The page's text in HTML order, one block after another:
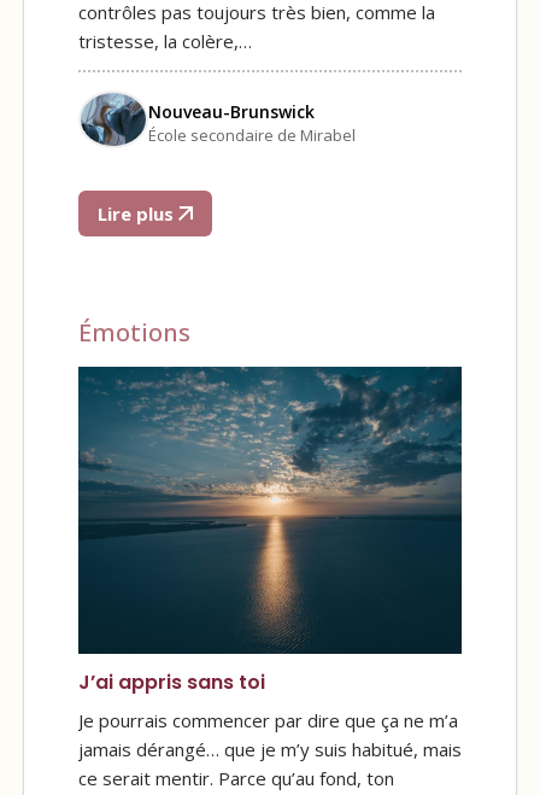
contrôles pas toujours très bien, comme la
tristesse, la colère,…
Nouveau-Brunswick
École secondaire de Mirabel
Lire plus
Émotions
J’ai appris sans toi
Je pourrais commencer par dire que ça ne m’a
jamais dérangé… que je m’y suis habitué, mais
ce serait mentir. Parce qu’au fond, ton